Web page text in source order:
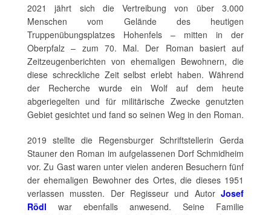
2021 jährt sich die Vertreibung von über 3.000
Menschen vom Gelände des heutigen
Truppenübungsplatzes Hohenfels – mitten in der
Oberpfalz – zum 70. Mal. Der Roman basiert auf
Zeitzeugenberichten von ehemaligen Bewohnern, die
diese schreckliche Zeit selbst erlebt haben. Während
der Recherche wurde ein Wolf auf dem heute
abgeriegelten und für militärische Zwecke genutzten
Gebiet gesichtet und fand so seinen Weg in den Roman.
2019 stellte die Regensburger Schriftstellerin Gerda
Stauner den Roman im aufgelassenen Dorf Schmidheim
vor. Zu Gast waren unter vielen anderen Besuchern fünf
der ehemaligen Bewohner des Ortes, die dieses 1951
verlassen mussten. Der Regisseur und Autor Josef
Rödl war ebenfalls anwesend. Seine Familie